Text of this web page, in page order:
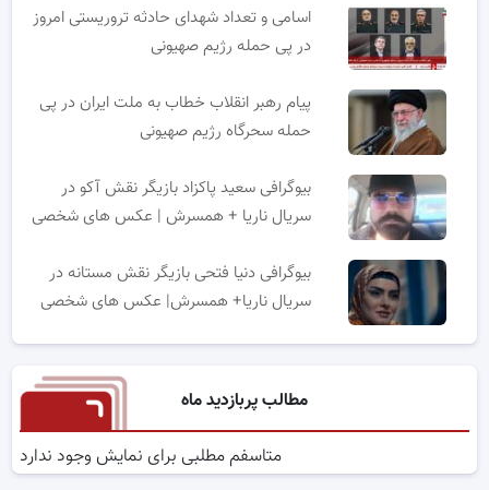
اسامی و تعداد شهدای حادثه تروریستی امروز
در پی حمله رژیم صهیونی
پیام رهبر انقلاب خطاب به ملت ایران در پی
حمله سحرگاه رژیم صهیونی
بیوگرافی سعید پاکزاد بازیگر نقش آکو در
سریال ناریا + همسرش | عکس های شخصی
بیوگرافی دنیا فتحی بازیگر نقش مستانه در
سریال ناریا+ همسرش| عکس های شخصی
مطالب پربازدید ماه
متاسفم مطلبی برای نمایش وجود ندارد